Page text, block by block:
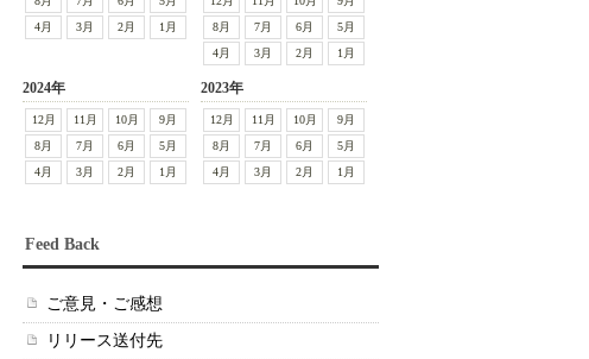
4月
3月 2月 1月
8月
7月 6月
5月
4月
3月 2月 1月
2024年
12月 11月 10月
9月
8月
7月 6月
5月
4月
3月 2月 1月
2023年
12月 11月 10月
9月
8月
7月 6月
5月
4月
3月 2月 1月
Feed Back
ご意見・ご感想
リリース送付先